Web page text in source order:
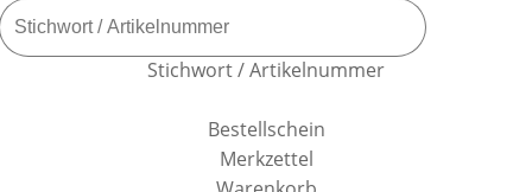
Stichwort / Artikelnummer
Bestellschein
Merkzettel